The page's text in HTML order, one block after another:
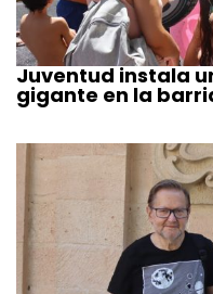
Juventud instala
gigante en la